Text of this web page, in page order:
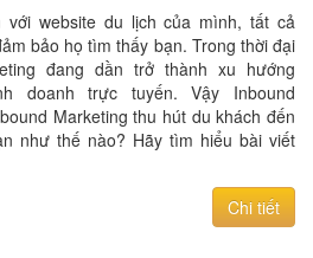
website du lịch của mình, tất cả
bảo họ tìm thấy bạn. Trong thời đại
đang dần trở thành xu hướng
doanh trực tuyến. Vậy Inbound
Marketing thu hút du khách đến
như thế nào? Hãy tìm hiểu bài viết
Chi tiết